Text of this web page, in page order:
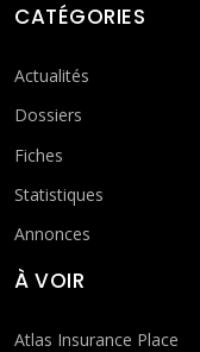
CATÉGORIES
Actualités
Dossiers
Fiches
Statistiques
Annonces
À VOIR
Atlas Insurance Place